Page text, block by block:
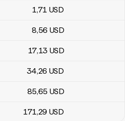
dominicanos a dólares
1,71 USD
8,56 USD
17,13 USD
34,26 USD
85,65 USD
171,29 USD